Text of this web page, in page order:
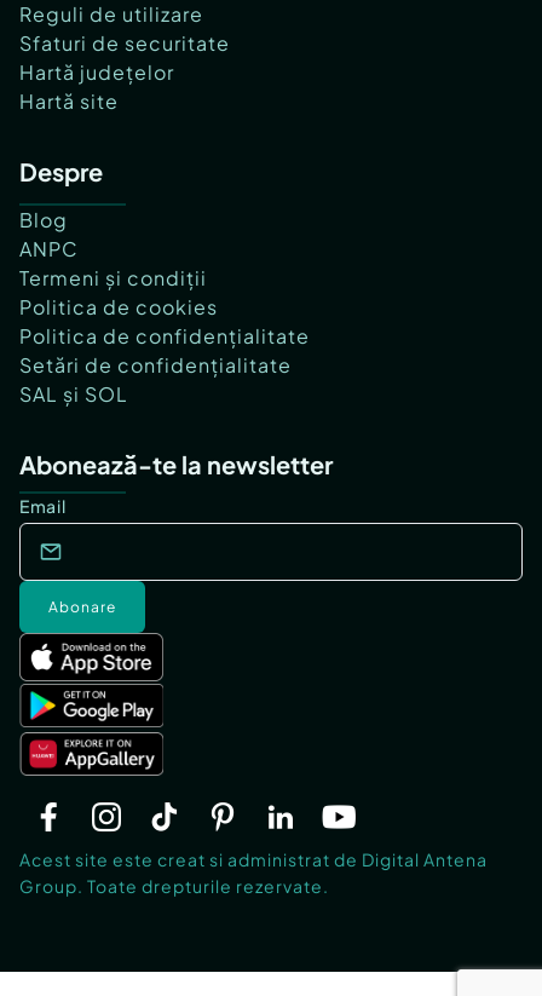
Reguli de utilizare
Sfaturi de securitate
Hartă județelor
Hartă site
Despre
Blog
ANPC
Termeni și condiții
Politica de cookies
Politica de confidențialitate
Setări de confidențialitate
SAL și SOL
Abonează-te la newsletter
Email
Abonare
Acest site este creat si administrat de Digital Antena
Group. Toate drepturile rezervate.